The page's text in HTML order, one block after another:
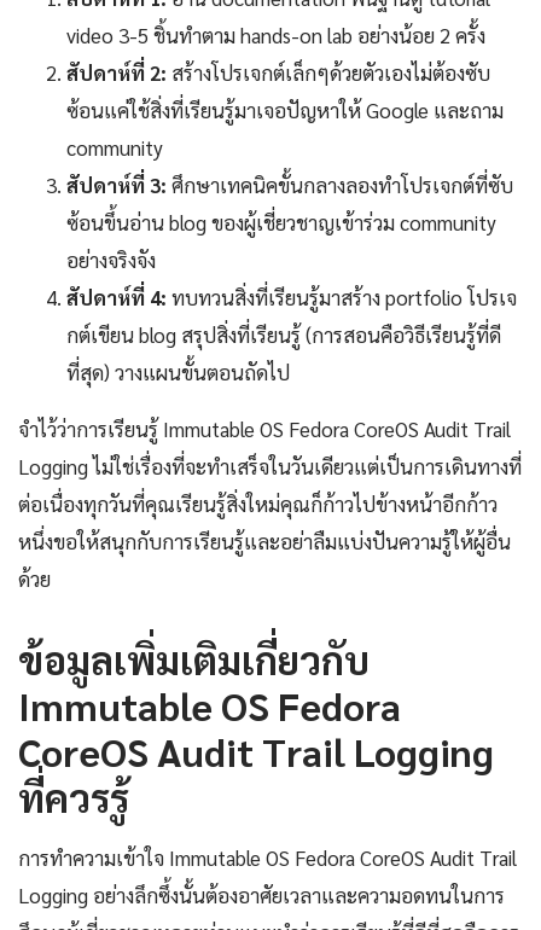
video 3-5 ชิ้นทำตาม hands-on lab อย่างน้อย 2 ครั้ง
สัปดาห์ที่ 2: สร้างโปรเจกต์เล็กๆด้วยตัวเองไม่ต้องซับ
ซ้อนแค่ใช้สิ่งที่เรียนรู้มาเจอปัญหาให้ Google และถาม
community
สัปดาห์ที่ 3: ศึกษาเทคนิคขั้นกลางลองทำโปรเจกต์ที่ซับ
ซ้อนขึ้นอ่าน blog ของผู้เชี่ยวชาญเข้าร่วม community
อย่างจริงจัง
สัปดาห์ที่ 4: ทบทวนสิ่งที่เรียนรู้มาสร้าง portfolio โปรเจ
กต์เขียน blog สรุปสิ่งที่เรียนรู้ (การสอนคือวิธีเรียนรู้ที่ดี
ที่สุด) วางแผนขั้นตอนถัดไป
จำไว้ว่าการเรียนรู้ Immutable OS Fedora CoreOS Audit Trail
Logging ไม่ใช่เรื่องที่จะทำเสร็จในวันเดียวแต่เป็นการเดินทางที่
ต่อเนื่องทุกวันที่คุณเรียนรู้สิ่งใหม่คุณก็ก้าวไปข้างหน้าอีกก้าว
หนึ่งขอให้สนุกกับการเรียนรู้และอย่าลืมแบ่งปันความรู้ให้ผู้อื่น
ด้วย
ข้อมูลเพิ่มเติมเกี่ยวกับ
Immutable OS Fedora
CoreOS Audit Trail Logging
ที่ควรรู้
การทำความเข้าใจ Immutable OS Fedora CoreOS Audit Trail
Logging อย่างลึกซึ้งนั้นต้องอาศัยเวลาและความอดทนในการ